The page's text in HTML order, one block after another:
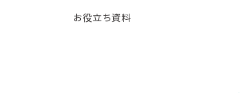
お役立ち資料